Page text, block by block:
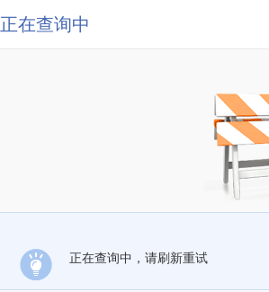
正在查询中
正在查询中，请刷新重试